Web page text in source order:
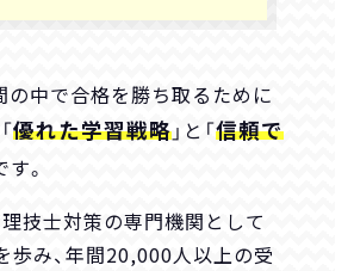
の中で合格を勝ち取るために
優れた学習戦略」と「信頼で
す。
技士対策の専門機関として
歩み、年間20,000人以上の受